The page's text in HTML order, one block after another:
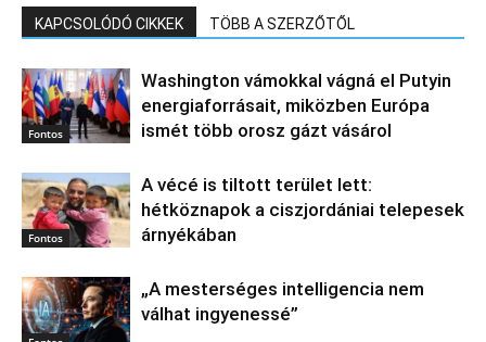
KAPCSOLÓDÓ CIKKEK TÖBB A SZERZŐTŐL
Fontos
Washington vámokkal vágná el Putyin
energiaforrásait, miközben Európa
ismét több orosz gázt vásárol
Fontos
A vécé is tiltott terület lett:
hétköznapok a ciszjordániai telepesek
árnyékában
„A mesterséges intelligencia nem
válhat ingyenessé”